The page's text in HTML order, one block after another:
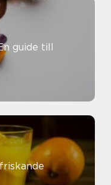
guide till